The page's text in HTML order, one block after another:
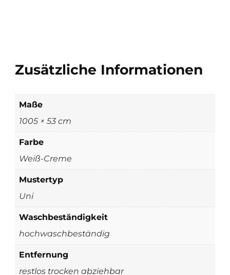
Zusätzliche Informationen
Maße
1005 × 53 cm
Farbe
Weiß-Creme
Mustertyp
Uni
Waschbeständigkeit
hochwaschbeständig
Entfernung
restlos trocken abziehbar